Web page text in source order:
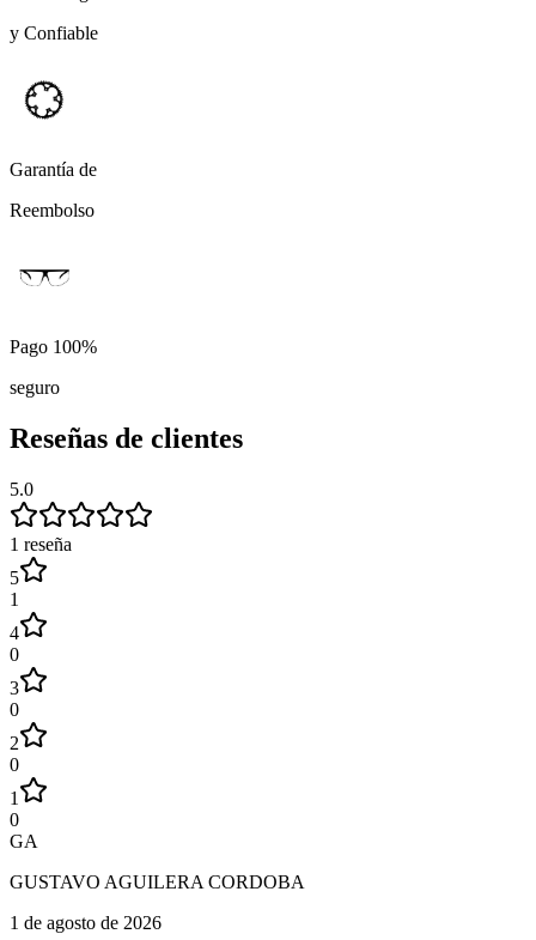
y Confiable
Garantía de
Reembolso
Pago 100%
seguro
Reseñas de clientes
5.0
1 reseña
5
1
4
0
3
0
2
0
1
0
GA
GUSTAVO AGUILERA CORDOBA
1 de agosto de 2026